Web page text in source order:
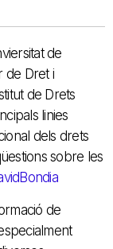
de
de Dret i
de Drets
linies
dels drets
sobre les
de